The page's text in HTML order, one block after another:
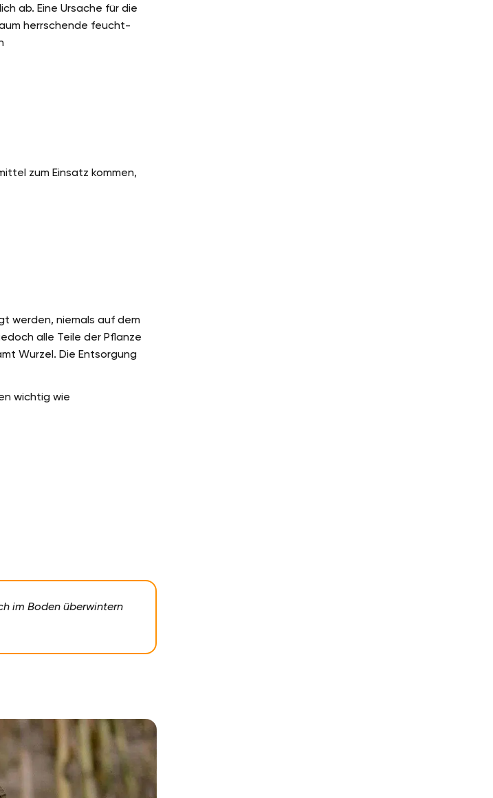
ab. Eine Ursache für die
herrschende feucht-
zum Einsatz kommen,
werden, niemals auf dem
alle Teile der Pflanze
Wurzel. Die Entsorgung
wichtig wie
im Boden überwintern